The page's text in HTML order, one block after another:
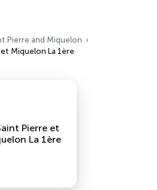
Pierre and Miquelon
Miquelon La 1ère